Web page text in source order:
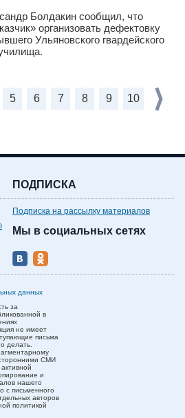
Болдакин сообщил, что
организовать дефектовку
Ульяновского гвардейского
5 6 7 8 9 10
ПОДПИСКА
Подписка на рассылку материалов
Мы в социальных сетях
данных
за
в
не имеет
письма
делать.
СМИ
и
нашего
с письменного
авторов
политикой